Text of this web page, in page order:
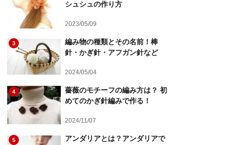
シュシュの作り方
2023/05/09
3
編み物の種類とその名前！棒
針・かぎ針・アフガン針など
2024/05/04
4
薔薇のモチーフの編み方は？ 初
めてのかぎ針編みで作る！
2024/11/07
5 アンダリアとは？アンダリアで